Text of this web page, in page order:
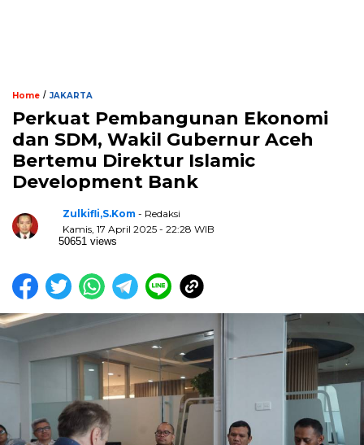
Home / JAKARTA
Perkuat Pembangunan Ekonomi
dan SDM, Wakil Gubernur Aceh
Bertemu Direktur Islamic
Development Bank
Zulkifli,S.Kom - Redaksi
Kamis, 17 April 2025 - 22:28 WIB
50651 views